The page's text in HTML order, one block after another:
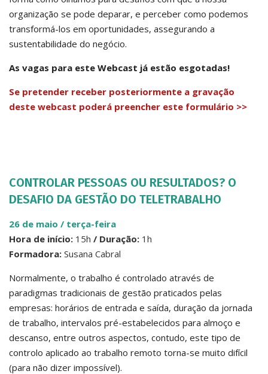
organização se pode deparar, e perceber como podemos
transformá-los em oportunidades, assegurando a
sustentabilidade do negócio.
As vagas para este Webcast já estão esgotadas!
Se pretender receber posteriormente a gravação
deste webcast poderá preencher este formulário >>
CONTROLAR PESSOAS OU RESULTADOS? O
DESAFIO DA GESTÃO DO TELETRABALHO
26 de maio / terça-feira
Hora de início: 15h / Duração: 1h
Formadora: Susana Cabral
Normalmente, o trabalho é controlado através de
paradigmas tradicionais de gestão praticados pelas
empresas: horários de entrada e saída, duração da jornada
de trabalho, intervalos pré-estabelecidos para almoço e
descanso, entre outros aspectos, contudo, este tipo de
controlo aplicado ao trabalho remoto torna-se muito difícil
(para não dizer impossível).